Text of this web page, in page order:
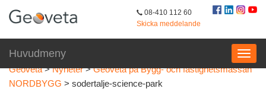
08-410 112 60
Skicka meddelande
Huvudmeny
Geoveta>Nyheter>Geoveta på Bygg- och fastighetsmässan
NORDBYGG > sodertalje-science-park